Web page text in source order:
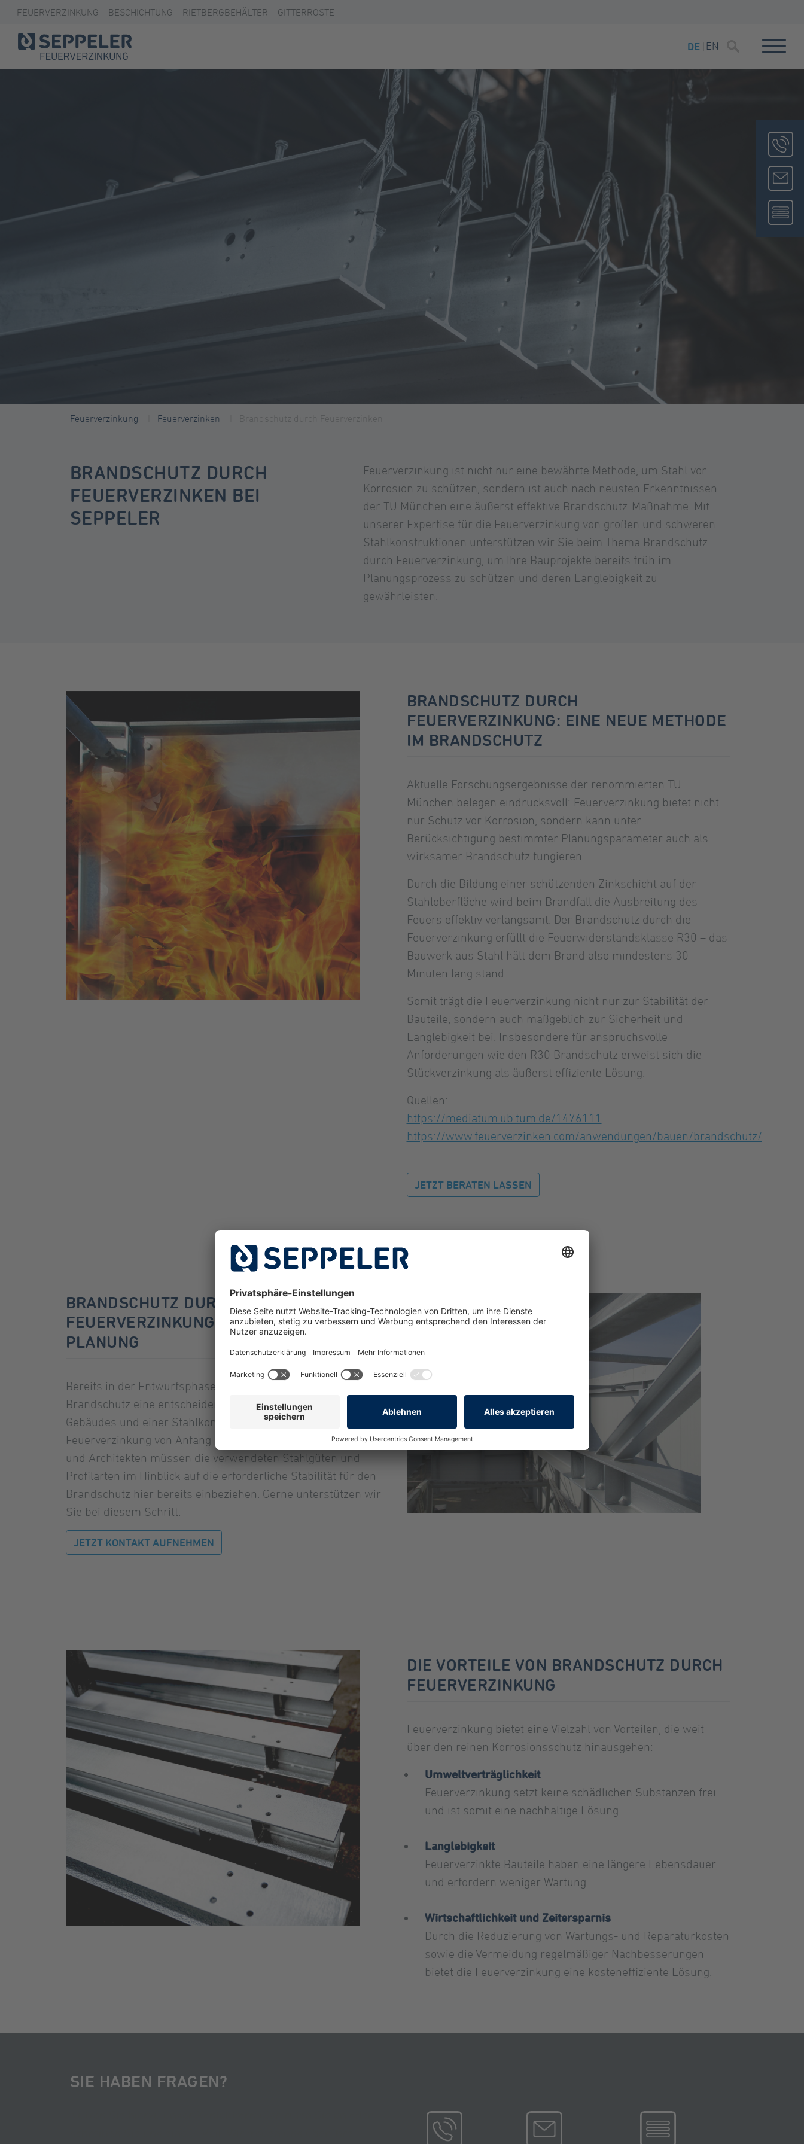
FEUERVERZINKUNG BESCHICHTUNG RIETBERGBEHÄLTER GITTERROSTE
DE EN
Feuerverzinkung Feuerverzinken
BRANDSCHUTZ DURCH
FEUERVERZINKEN BEI
SEPPELER
Feuerverzinkung ist nicht nur eine bewährte Methode, um Stahl vor
Korrosion zu schützen, sondern ist auch nach neusten Erkenntnissen
der TU München eine äußerst effektive Brandschutz-Maßnahme. Mit
unserer Expertise für die Feuerverzinkung von großen und schweren
Stahlkonstruktionen unterstützen wir Sie beim Thema Brandschutz
durch Feuerverzinkung, um Ihre Bauprojekte bereits früh im
Planungsprozess zu schützen und deren Langlebigkeit zu
gewährleisten.
BRANDSCHUTZ DURCH
FEUERVERZINKUNG: EINE NEUE METHODE
IM BRANDSCHUTZ
Aktuelle Forschungsergebnisse der renommierten TU
München belegen eindrucksvoll: Feuerverzinkung bietet nicht
nur Schutz vor Korrosion, sondern kann unter
Berücksichtigung bestimmter Planungsparameter auch als
wirksamer Brandschutz fungieren.
Durch die Bildung einer schützenden Zinkschicht auf der
Stahloberfläche wird beim Brandfall die Ausbreitung des
Feuers effektiv verlangsamt. Der Brandschutz durch die
Feuerverzinkung erfüllt die Feuerwiderstandsklasse R30 – das
Bauwerk aus Stahl hält dem Brand also mindestens 30
Minuten lang stand.
Somit trägt die Feuerverzinkung nicht nur zur Stabilität der
Bauteile, sondern auch maßgeblich zur Sicherheit und
Langlebigkeit bei. Insbesondere für anspruchsvolle
Anforderungen wie den R30 Brandschutz erweist sich die
Stückverzinkung als äußerst effiziente Lösung.
Quellen:
https://mediatum.ub.tum.de/1476111
https://www.feuerverzinken.com/anwendungen/bauen/brandschutz/
JETZT BERATEN LASSEN
BRANDSCHUTZ DURCH
FEUERVERZINKUNG BEGINNT BEI DER
PLANUNG
Bereits in der Entwurfsphase eines Bauwerks spielt der
Brandschutz eine entscheidende Rolle. Bei der Planung eines
Gebäudes und einer Stahlkonstruktion ist es unerlässlich, die
Feuerverzinkung von Anfang an zu berücksichtigen. Bauplaner
und Architekten müssen die verwendeten Stahlgüten und
Profilarten im Hinblick auf die erforderliche Stabilität für den
Brandschutz hier bereits einbeziehen. Gerne unterstützen wir
Sie bei diesem Schritt.
JETZT KONTAKT AUFNEHMEN
DIE VORTEILE VON BRANDSCHUTZ DURCH
FEUERVERZINKUNG
Feuerverzinkung bietet eine Vielzahl von Vorteilen, die weit
über den reinen Korrosionsschutz hinausgehen:
Umweltverträglichkeit
Feuerverzinkung setzt keine schädlichen Substanzen frei
und ist somit eine nachhaltige Lösung.
Langlebigkeit
Feuerverzinkte Bauteile haben eine längere Lebensdauer
und erfordern weniger Wartung.
Wirtschaftlichkeit und Zeitersparnis
Durch die Reduzierung von Wartungs- und Reparaturkosten
sowie die Vermeidung regelmäßiger Nachbesserungen
bietet die Feuerverzinkung eine kosteneffiziente Lösung.
SIE HABEN FRAGEN?